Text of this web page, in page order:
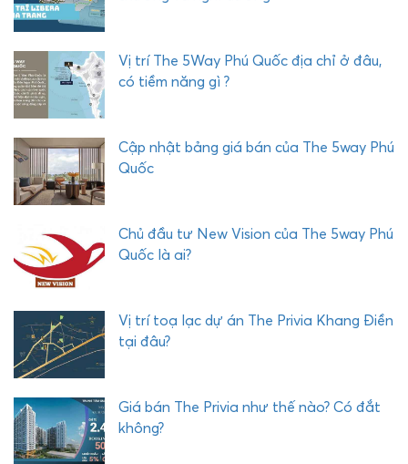
Vị trí The 5Way Phú Quốc địa chỉ ở đâu,
có tiềm năng gì ?
Cập nhật bảng giá bán của The 5way Phú
Quốc
Chủ đầu tư New Vision của The 5way Phú
Quốc là ai?
Vị trí toạ lạc dự án The Privia Khang Điền
tại đâu?
Giá bán The Privia như thế nào? Có đắt
không?